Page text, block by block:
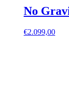
No
€2.099,00